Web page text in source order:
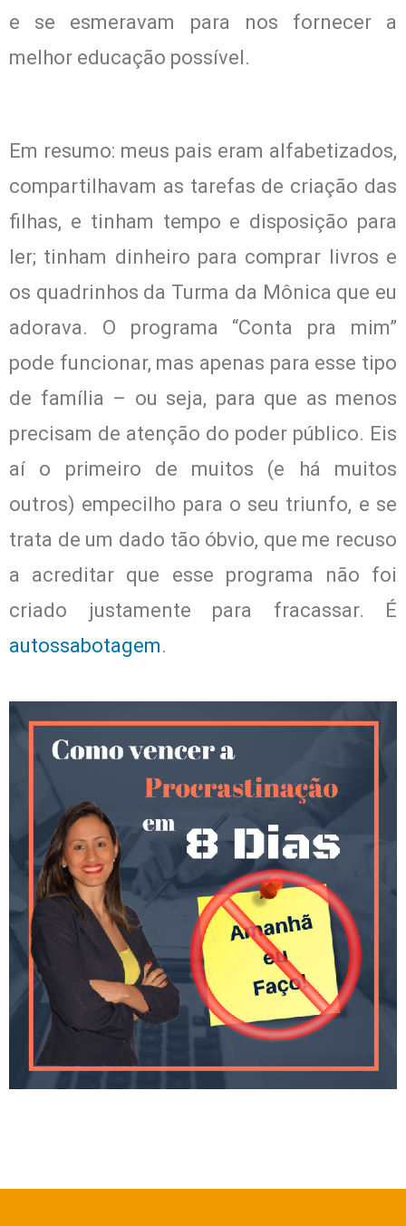
e se esmeravam para nos fornecer a
melhor educação possível.
Em resumo: meus pais eram alfabetizados,
compartilhavam as tarefas de criação das
filhas, e tinham tempo e disposição para
ler; tinham dinheiro para comprar livros e
os quadrinhos da Turma da Mônica que eu
adorava. O programa “Conta pra mim”
pode funcionar, mas apenas para esse tipo
de família – ou seja, para que as menos
precisam de atenção do poder público. Eis
aí o primeiro de muitos (e há muitos
outros) empecilho para o seu triunfo, e se
trata de um dado tão óbvio, que me recuso
a acreditar que esse programa não foi
criado justamente para fracassar. É
autossabotagem.